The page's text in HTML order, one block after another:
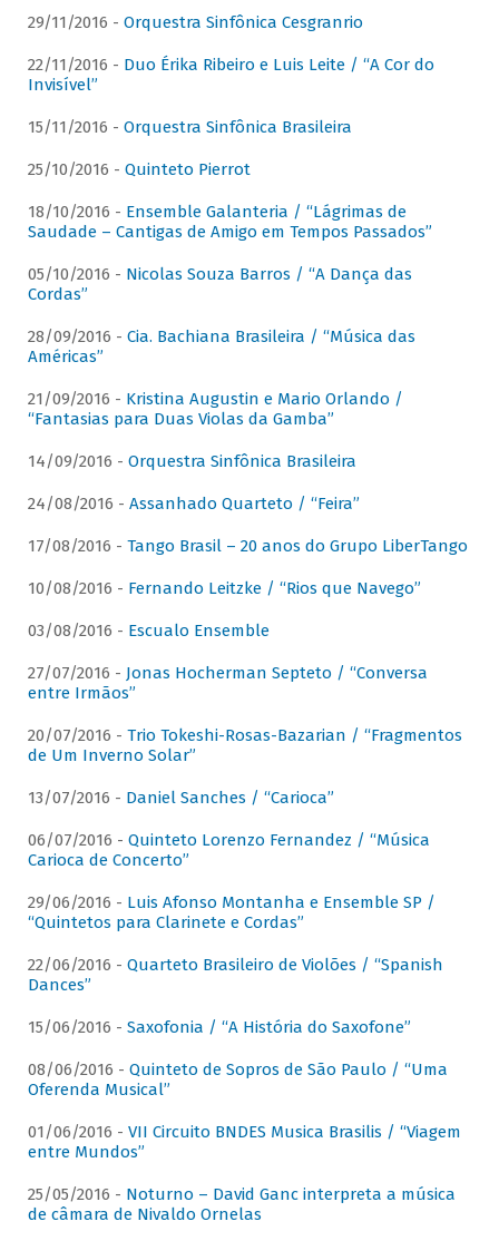
29/11/2016 - Orquestra Sinfônica Cesgranrio
22/11/2016 - Duo Érika Ribeiro e Luis Leite / “A Cor do
Invisível”
15/11/2016 - Orquestra Sinfônica Brasileira
25/10/2016 - Quinteto Pierrot
18/10/2016 - Ensemble Galanteria / “Lágrimas de
Saudade – Cantigas de Amigo em Tempos Passados”
05/10/2016 - Nicolas Souza Barros / “A Dança das
Cordas”
28/09/2016 - Cia. Bachiana Brasileira / “Música das
Américas”
21/09/2016 - Kristina Augustin e Mario Orlando /
“Fantasias para Duas Violas da Gamba”
14/09/2016 - Orquestra Sinfônica Brasileira
24/08/2016 - Assanhado Quarteto / “Feira”
17/08/2016 - Tango Brasil – 20 anos do Grupo LiberTango
10/08/2016 - Fernando Leitzke / “Rios que Navego”
03/08/2016 - Escualo Ensemble
27/07/2016 - Jonas Hocherman Septeto / “Conversa
entre Irmãos”
20/07/2016 - Trio Tokeshi-Rosas-Bazarian / “Fragmentos
de Um Inverno Solar”
13/07/2016 - Daniel Sanches / “Carioca”
06/07/2016 - Quinteto Lorenzo Fernandez / “Música
Carioca de Concerto”
29/06/2016 - Luis Afonso Montanha e Ensemble SP /
“Quintetos para Clarinete e Cordas”
22/06/2016 - Quarteto Brasileiro de Violões / “Spanish
Dances”
15/06/2016 - Saxofonia / “A História do Saxofone”
08/06/2016 - Quinteto de Sopros de São Paulo / “Uma
Oferenda Musical”
01/06/2016 - VII Circuito BNDES Musica Brasilis / “Viagem
entre Mundos”
25/05/2016 - Noturno – David Ganc interpreta a música
de câmara de Nivaldo Ornelas